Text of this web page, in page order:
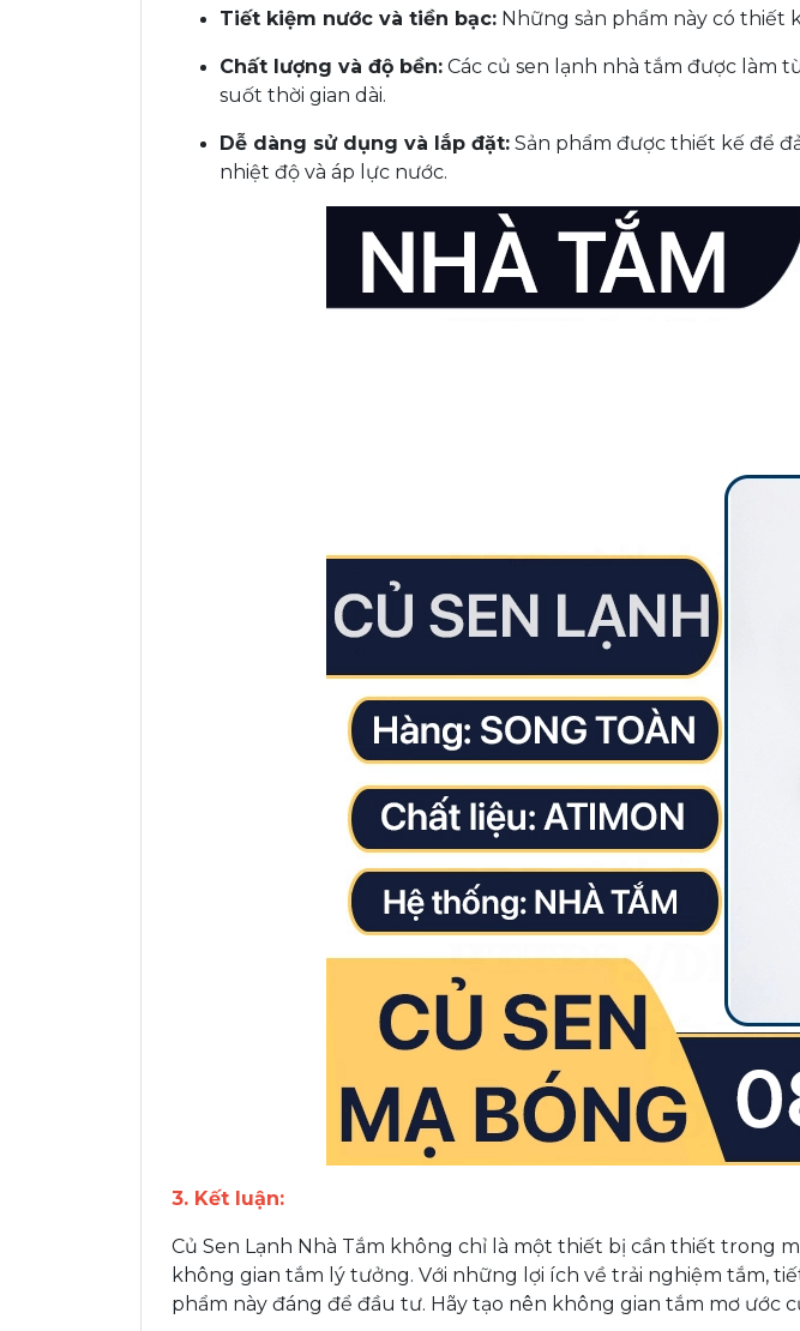
Tiết kiệm nước và tiền bạc: Những sản phẩm này có thiết
Chất lượng và độ bền: Các củ sen lạnh nhà tắm được làm
suốt thời gian dài.
Dễ dàng sử dụng và lắp đặt: Sản phẩm được thiết kế để
nhiệt độ và áp lực nước.
3. Kết luận:
Củ Sen Lạnh Nhà Tắm không chỉ là một thiết bị cần thiết trong
không gian tắm lý tưởng. Với những lợi ích về trải nghiệm tắm,
phẩm này đáng để đầu tư. Hãy tạo nên không gian tắm mơ ước